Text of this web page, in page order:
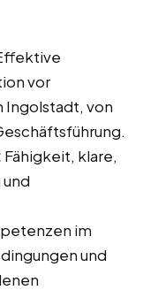
vor
Ingolstadt, von
Fähigkeit, klare,
im
und